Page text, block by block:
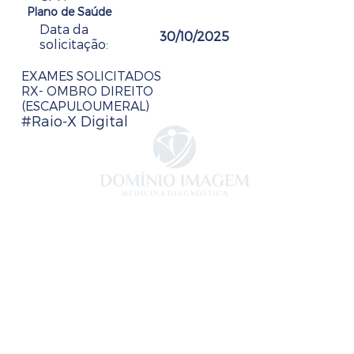
Plano de Saúde
Data da
solicitação:
30/10/2025
EXAMES SOLICITADOS
#Raio-X Digital
RX- OMBRO DIREITO
(ESCAPULOUMERAL)